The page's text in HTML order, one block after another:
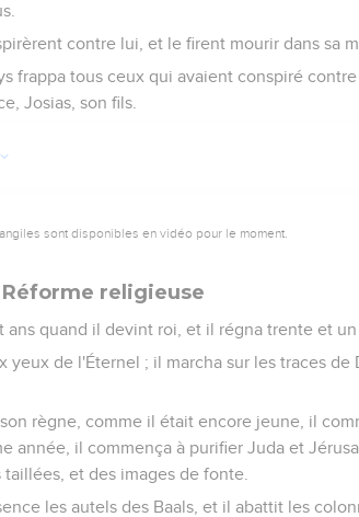
contre lui, et le firent mourir dans sa
frappa tous ceux qui avaient conspiré
Josias, son fils.
sont disponibles en vidéo pour le moment.
religieuse
ans quand il devint roi, et il régna trente et un
yeux de l'Éternel ; il marcha sur les traces
règne, comme il était encore jeune, il
année, il commença à purifier Juda et
et des images de fonte.
les autels des Baals, et il abattit les